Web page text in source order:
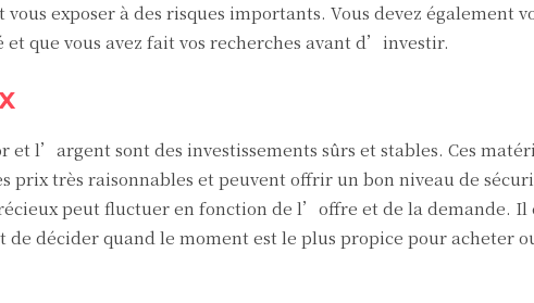
exposer à des risques importants. Vous devez également
que vous avez fait vos recherches avant d’investir.
l’argent sont des investissements sûrs et stables. Ces
prix très raisonnables et peuvent offrir un bon niveau de
peut fluctuer en fonction de l’offre et de la demande. Il
décider quand le moment est le plus propice pour acheter